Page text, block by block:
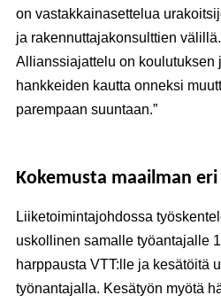
on vastakkainasettelua
ja rakennuttajakonsulttien
Allianssiajattelu on koulutuksen
hankkeiden kautta onneksi
parempaan suuntaan.”
Kokemusta maailman
Liiketoimintajohdossa
uskollinen samalle työantajalle
harppausta VTT:lle ja kesätöitä
työnantajalla. Kesätyön myötä